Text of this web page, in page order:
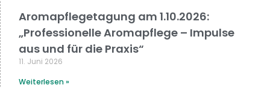
Aromapflegetagung am 1.10.2026:
„Professionelle Aromapflege – Impulse
aus und für die Praxis“
11. Juni 2026
Weiterlesen »